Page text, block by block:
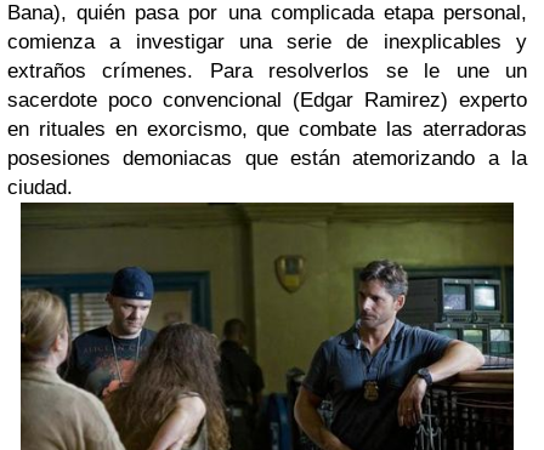
Bana), quién pasa por una complicada etapa personal,
comienza a investigar una serie de inexplicables y
extraños crímenes. Para resolverlos se le une un
sacerdote poco convencional (Edgar Ramirez) experto
en rituales en exorcismo, que combate las aterradoras
posesiones demoniacas que están atemorizando a la
ciudad.